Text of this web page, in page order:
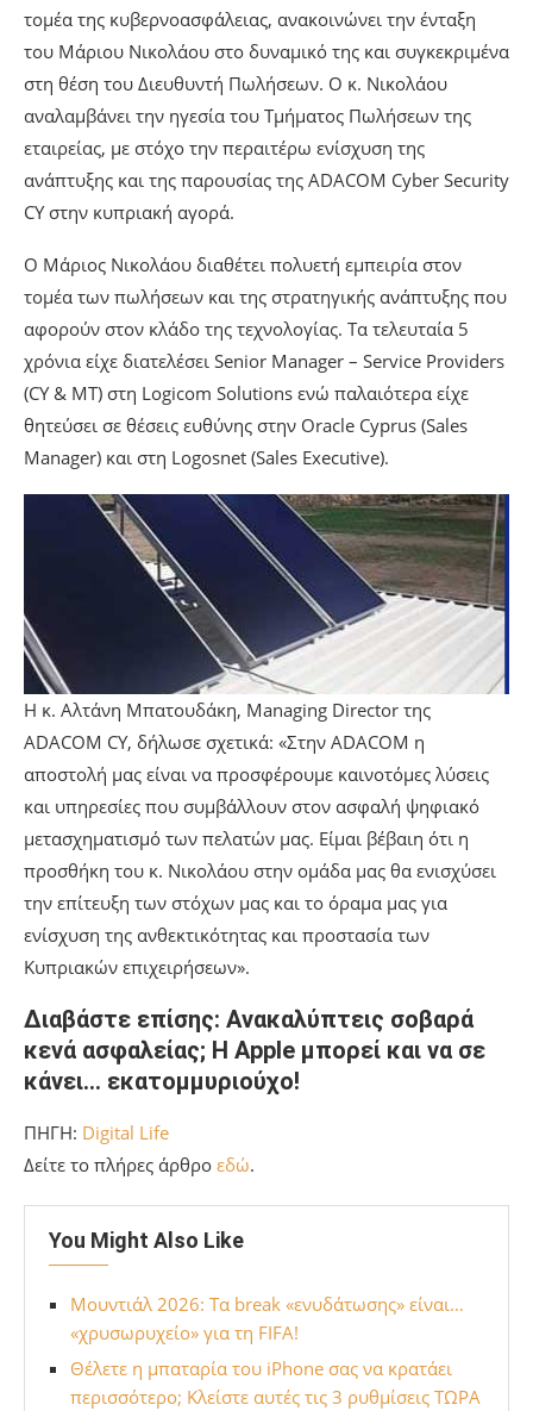
τομέα της κυβερνοασφάλειας, ανακοινώνει την ένταξη
του Μάριου Νικολάου στο δυναμικό της και συγκεκριμένα
στη θέση του Διευθυντή Πωλήσεων. Ο κ. Νικολάου
αναλαμβάνει την ηγεσία του Τμήματος Πωλήσεων της
εταιρείας, με στόχο την περαιτέρω ενίσχυση της
ανάπτυξης και της παρουσίας της ADACOM Cyber Security
CY στην κυπριακή αγορά.
Ο Μάριος Νικολάου διαθέτει πολυετή εμπειρία στον
τομέα των πωλήσεων και της στρατηγικής ανάπτυξης που
αφορούν στον κλάδο της τεχνολογίας. Τα τελευταία 5
χρόνια είχε διατελέσει Senior Manager – Service Providers
(CY & MT) στη Logicom Solutions ενώ παλαιότερα είχε
θητεύσει σε θέσεις ευθύνης στην Oracle Cyprus (Sales
Manager) και στη Logosnet (Sales Executive).
Η κ. Αλτάνη Μπατουδάκη, Managing Director της
ADACOM CY, δήλωσε σχετικά: «Στην ADACOM η
αποστολή μας είναι να προσφέρουμε καινοτόμες λύσεις
και υπηρεσίες που συμβάλλουν στον ασφαλή ψηφιακό
μετασχηματισμό των πελατών μας. Είμαι βέβαιη ότι η
προσθήκη του κ. Νικολάου στην ομάδα μας θα ενισχύσει
την επίτευξη των στόχων μας και το όραμα μας για
ενίσχυση της ανθεκτικότητας και προστασία των
Κυπριακών επιχειρήσεων».
Διαβάστε επίσης: Ανακαλύπτεις σοβαρά
κενά ασφαλείας; H Apple μπορεί και να σε
κάνει… εκατομμυριούχο!
ΠΗΓΗ: Digital Life
Δείτε το πλήρες άρθρο εδώ.
You Might Also Like
Μουντιάλ 2026: Τα break «ενυδάτωσης» είναι…
«χρυσωρυχείο» για τη FIFA!
Θέλετε η μπαταρία του iPhone σας να κρατάει
περισσότερο; Κλείστε αυτές τις 3 ρυθμίσεις ΤΩΡΑ